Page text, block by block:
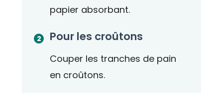
papier absorbant.
Pour les croûtons
Couper les tranches de pain
en croûtons.